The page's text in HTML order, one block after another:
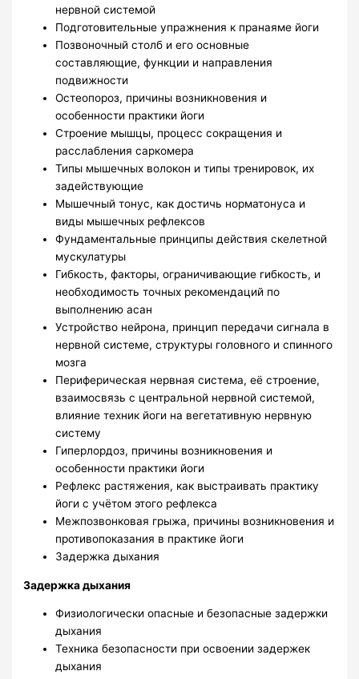
нервной системой
Подготовительные упражнения к пранаяме йоги
Позвоночный столб и его основные
составляющие, функции и направления
подвижности
Остеопороз, причины возникновения и
особенности практики йоги
Строение мышцы, процесс сокращения и
расслабления саркомера
Типы мышечных волокон и типы тренировок, их
задействующие
Мышечный тонус, как достичь норматонуса и
виды мышечных рефлексов
Фундаментальные принципы действия скелетной
мускулатуры
Гибкость, факторы, ограничивающие гибкость, и
необходимость точных рекомендаций по
выполнению асан
Устройство нейрона, принцип передачи сигнала в
нервной системе, структуры головного и спинного
мозга
Периферическая нервная система, её строение,
взаимосвязь с центральной нервной системой,
влияние техник йоги на вегетативную нервную
систему
Гиперлордоз, причины возникновения и
особенности практики йоги
Рефлекс растяжения, как выстраивать практику
йоги с учётом этого рефлекса
Межпозвонковая грыжа, причины возникновения и
противопоказания в практике йоги
Задержка дыхания
Задержка дыхания
Физиологически опасные и безопасные задержки
дыхания
Техника безопасности при освоении задержек
дыхания